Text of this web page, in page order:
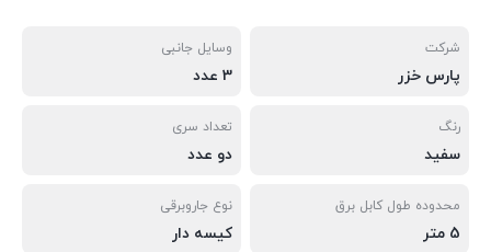
شرکت
پارس خزر
وسایل جانبی
3 عدد
رنگ
سفید
تعداد سری
دو عدد
محدوده طول کابل برق
5 متر
نوع جاروبرقی
کیسه دار